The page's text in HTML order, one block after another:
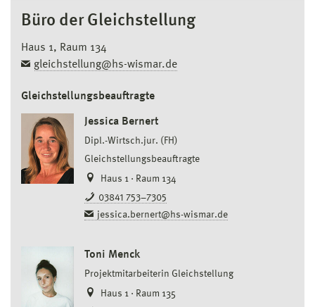
Büro der Gleichstellung
Haus 1, Raum 134
gleichstellung@hs-wismar.de
Gleichstellungsbeauftragte
Jessica Bernert
Dipl.-Wirtsch.jur. (FH)
Gleichstellungsbeauftragte
Haus 1 · Raum 134
03841 753–7305
jessica.bernert@hs-wismar.de
Toni Menck
Projektmitarbeiterin Gleichstellung
Haus 1 · Raum 135